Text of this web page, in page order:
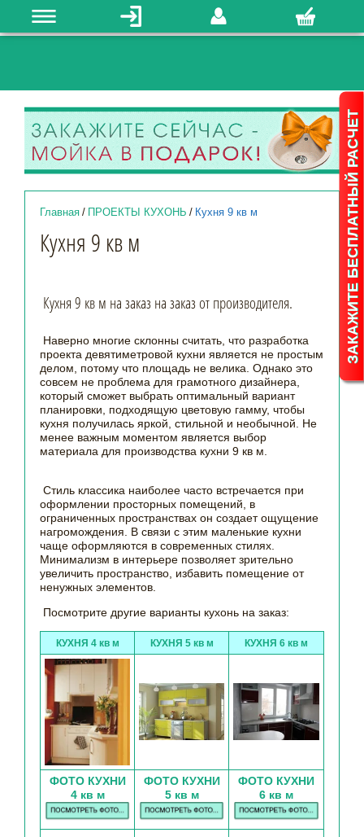
ЗАКАЖИТЕ БЕСПЛАТНЫЙ РАСЧЕТ
Главная / ПРОЕКТЫ КУХОНЬ / Кухня 9 кв м
Кухня 9 кв м
Кухня 9 кв м на заказ на заказ от производителя.
Наверно многие склонны считать, что разработка
проекта девятиметровой кухни является не простым
делом, потому что площадь не велика. Однако это
совсем не проблема для грамотного дизайнера,
который сможет выбрать оптимальный вариант
планировки, подходящую цветовую гамму, чтобы
кухня получилась яркой, стильной и необычной. Не
менее важным моментом является выбор
материала для производства кухни 9 кв м.
Стиль классика наиболее часто встречается при
оформлении просторных помещений, в
ограниченных пространствах он создает ощущение
нагромождения. В связи с этим маленькие кухни
чаще оформляются в современных стилях.
Минимализм в интерьере позволяет зрительно
увеличить пространство, избавить помещение от
ненужных элементов.
Посмотрите другие варианты кухонь на заказ:
КУХНЯ 4 кв м КУХНЯ 5 кв м КУХНЯ 6 кв м
ФОТО КУХНИ
4 кв м
ФОТО КУХНИ
5 кв м
ФОТО КУХНИ
6 кв м